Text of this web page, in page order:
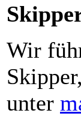
Wir
unter